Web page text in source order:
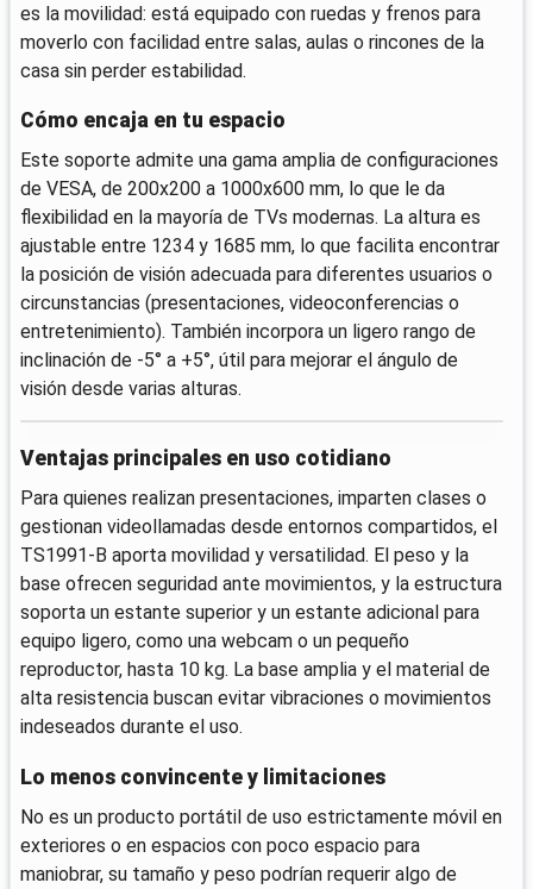
es la movilidad: está equipado con ruedas y frenos para
moverlo con facilidad entre salas, aulas o rincones de la
casa sin perder estabilidad.
Cómo encaja en tu espacio
Este soporte admite una gama amplia de configuraciones
de VESA, de 200x200 a 1000x600 mm, lo que le da
flexibilidad en la mayoría de TVs modernas. La altura es
ajustable entre 1234 y 1685 mm, lo que facilita encontrar
la posición de visión adecuada para diferentes usuarios o
circunstancias (presentaciones, videoconferencias o
entretenimiento). También incorpora un ligero rango de
inclinación de -5° a +5°, útil para mejorar el ángulo de
visión desde varias alturas.
Ventajas principales en uso cotidiano
Para quienes realizan presentaciones, imparten clases o
gestionan videollamadas desde entornos compartidos, el
TS1991-B aporta movilidad y versatilidad. El peso y la
base ofrecen seguridad ante movimientos, y la estructura
soporta un estante superior y un estante adicional para
equipo ligero, como una webcam o un pequeño
reproductor, hasta 10 kg. La base amplia y el material de
alta resistencia buscan evitar vibraciones o movimientos
indeseados durante el uso.
Lo menos convincente y limitaciones
No es un producto portátil de uso estrictamente móvil en
exteriores o en espacios con poco espacio para
maniobrar, su tamaño y peso podrían requerir algo de